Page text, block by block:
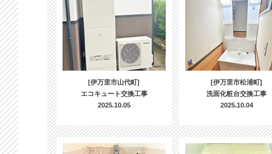
[伊万里市山代町]
エコキュート交換工事
2025.10.05
[伊万里市松浦町]
洗面化粧台交換工事
2025.10.04